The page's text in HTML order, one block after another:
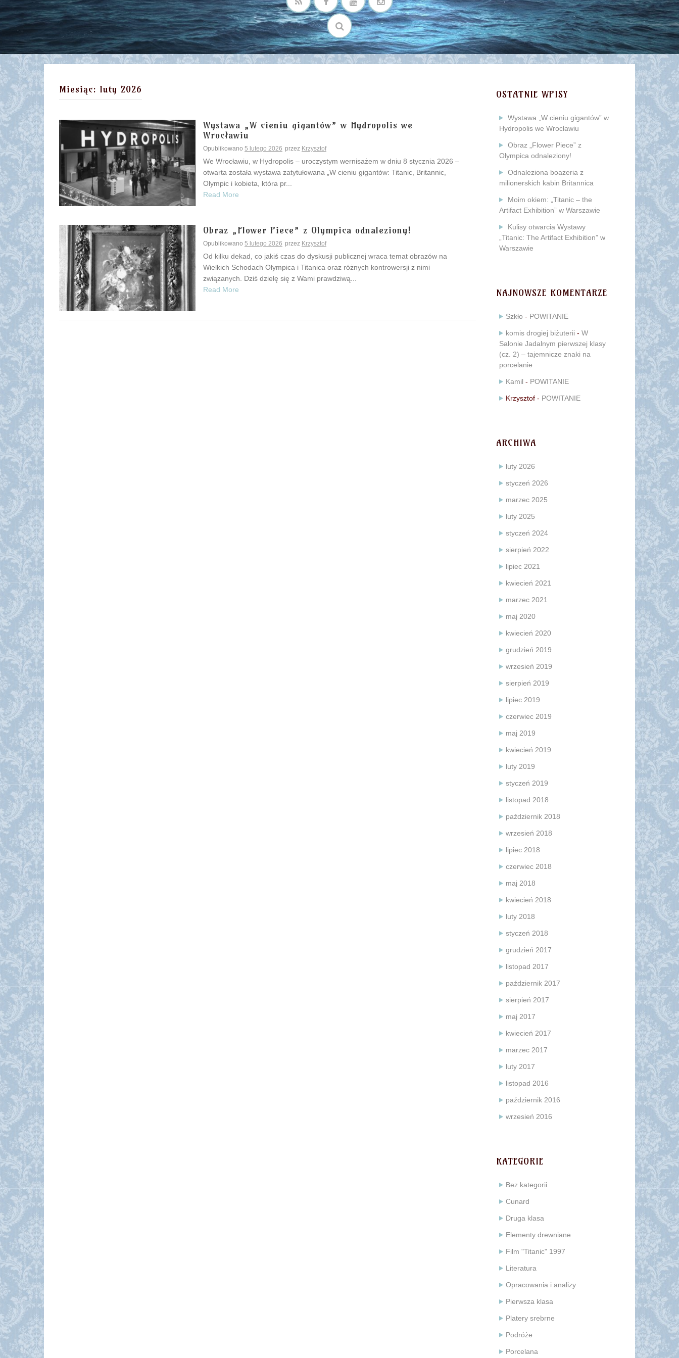
Miesiąc: luty 2026
Wystawa „W cieniu gigantów” w Hydropolis we
Wrocławiu
Opublikowano 5 lutego 2026 przez Krzysztof
We Wrocławiu, w Hydropolis – uroczystym wernisażem w dniu 8 stycznia 2026 –
otwarta została wystawa zatytułowana „W cieniu gigantów: Titanic, Britannic,
Olympic i kobieta, która pr...
Read More
Obraz „Flower Piece” z Olympica odnaleziony!
Opublikowano 5 lutego 2026 przez Krzysztof
Od kilku dekad, co jakiś czas do dyskusji publicznej wraca temat obrazów na
Wielkich Schodach Olympica i Titanica oraz różnych kontrowersji z nimi
związanych. Dziś dzielę się z Wami prawdziwą...
Read More
OSTATNIE WPISY
Wystawa „W cieniu gigantów” w
Hydropolis we Wrocławiu
Obraz „Flower Piece” z
Olympica odnaleziony!
Odnaleziona boazeria z
milionerskich kabin Britannica
Moim okiem: „Titanic – the
Artifact Exhibition” w Warszawie
Kulisy otwarcia Wystawy
„Titanic: The Artifact Exhibition” w
Warszawie
NAJNOWSZE KOMENTARZE
Szkło - POWITANIE
komis drogiej biżuterii - W
Salonie Jadalnym pierwszej klasy
(cz. 2) – tajemnicze znaki na
porcelanie
Kamil - POWITANIE
Krzysztof - POWITANIE
ARCHIWA
luty 2026
styczeń 2026
marzec 2025
luty 2025
styczeń 2024
sierpień 2022
lipiec 2021
kwiecień 2021
marzec 2021
maj 2020
kwiecień 2020
grudzień 2019
wrzesień 2019
sierpień 2019
lipiec 2019
czerwiec 2019
maj 2019
kwiecień 2019
luty 2019
styczeń 2019
listopad 2018
październik 2018
wrzesień 2018
lipiec 2018
czerwiec 2018
maj 2018
kwiecień 2018
luty 2018
styczeń 2018
grudzień 2017
listopad 2017
październik 2017
sierpień 2017
maj 2017
kwiecień 2017
marzec 2017
luty 2017
listopad 2016
październik 2016
wrzesień 2016
KATEGORIE
Bez kategorii
Cunard
Druga klasa
Elementy drewniane
Film "Titanic" 1997
Literatura
Opracowania i analizy
Pierwsza klasa
Platery srebrne
Podróże
Porcelana